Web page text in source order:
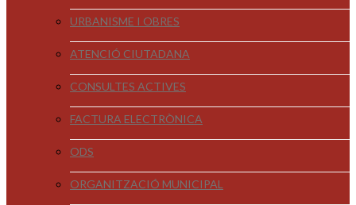
URBANISME I OBRES
ATENCIÓ CIUTADANA
CONSULTES ACTIVES
FACTURA ELECTRÒNICA
ODS
ORGANITZACIÓ MUNICIPAL